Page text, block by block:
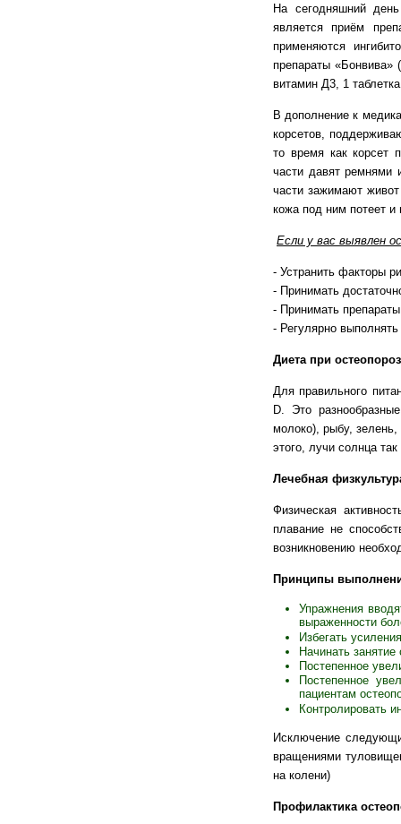
На сегодняшний
является приём
применяются
препараты «Бонвива»
витамин Д3, 1
В дополнение к
корсетов,
то время как корсет
части давят ремнями
части зажимают
кожа под ним потеет и
Если у вас выявлен
- Устранить факторы
- Принимать
- Принимать
- Регулярно
Диета при
Для правильного
D. Это
молоко), рыбу,
этого, лучи солнца
Лечебная
Физическая
плавание не
возникновению
Принципы
Упражнения
выраженности
Избегать
Начинать занятие
Постепенное
Постепенное
пациентам
Контролировать
Исключение
вращениями
на колени)
Профилактика